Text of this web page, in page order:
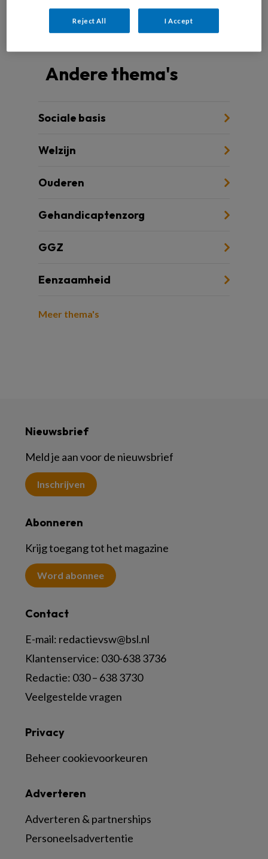
Andere thema's
Sociale basis
Welzijn
Ouderen
Gehandicaptenzorg
GGZ
Eenzaamheid
Meer thema's
Nieuwsbrief
Meld je aan voor de nieuwsbrief
Inschrijven
Abonneren
Krijg toegang tot het magazine
Word abonnee
Contact
E-mail: redactievsw@bsl.nl
Klantenservice: 030-638 3736
Redactie: 030 – 638 3730
Veelgestelde vragen
Adverteren
Adverteren & partnerships
Personeelsadvertentie
Privacy
Beheer cookievoorkeuren
Reject All I Accept